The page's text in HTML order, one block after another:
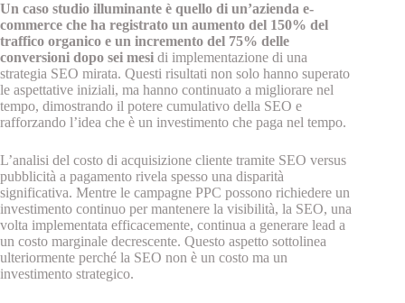
Un caso studio illuminante è quello di un’azienda e-
commerce che ha registrato un aumento del 150% del
traffico organico e un incremento del 75% delle
conversioni dopo sei mesi di implementazione di una
strategia SEO mirata. Questi risultati non solo hanno superato
le aspettative iniziali, ma hanno continuato a migliorare nel
tempo, dimostrando il potere cumulativo della SEO e
rafforzando l’idea che è un investimento che paga nel tempo.
L’analisi del costo di acquisizione cliente tramite SEO versus
pubblicità a pagamento rivela spesso una disparità
significativa. Mentre le campagne PPC possono richiedere un
investimento continuo per mantenere la visibilità, la SEO, una
volta implementata efficacemente, continua a generare lead a
un costo marginale decrescente. Questo aspetto sottolinea
ulteriormente perché la SEO non è un costo ma un
investimento strategico.